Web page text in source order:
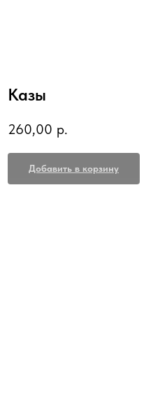
Казы
260,00 р.
Добавить в корзину